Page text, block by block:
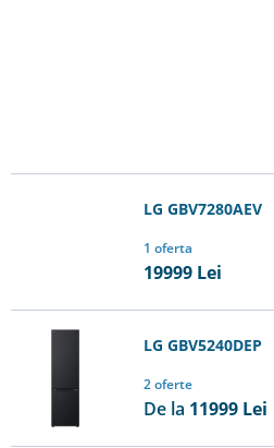
LG GBV7280AEV
1 oferta
19999 Lei
LG GBV5240DEP
2 oferte
De la 11999 Lei